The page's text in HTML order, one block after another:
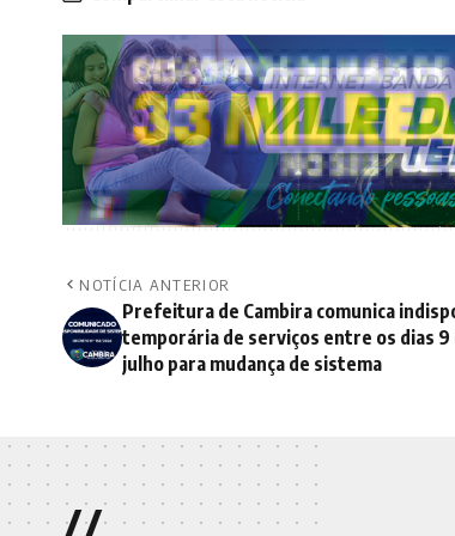
NOTÍCIA ANTERIOR
Prefeitura de Cambira comunica
temporária de serviços entre os dias 9
julho para mudança de sistema